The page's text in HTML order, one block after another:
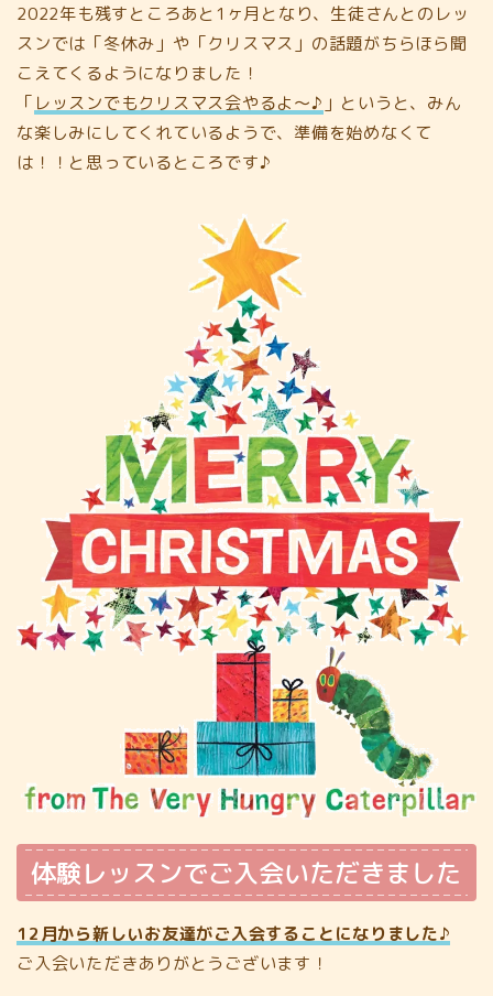
2022年も残すところあと1ヶ月となり、生徒さんとのレッ
スンでは「冬休み」や「クリスマス」の話題がちらほら聞
こえてくるようになりました！
「 レッスンでもクリスマス会やるよ～♪ 」というと、みん
な楽しみにしてくれているようで、準備を始めなくて
は！！と思っているところです♪
体験レッスンでご入会いただきました
12月から新しいお友達がご入会することになりました♪
ご入会いただきありがとうございます！